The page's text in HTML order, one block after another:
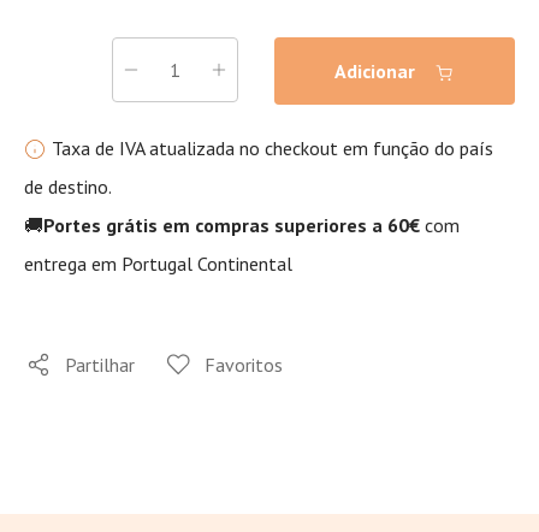
Adicionar
Taxa de IVA atualizada no checkout em função do país
de destino.
🚚Portes grátis em compras superiores a 60€ com
entrega em Portugal Continental
Partilhar Favoritos